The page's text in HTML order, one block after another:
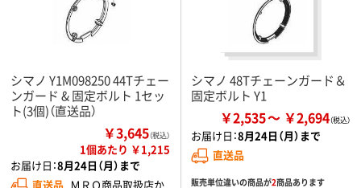
シマノ Y1M098250 44Tチェー
ンガード & 固定ボルト 1セッ
ト(3個)（直送品）
￥3,645（税込）
1個あたり ￥1,215
お届け日：8月24日（月）まで
直送品 ＭＲＯ商品取扱店か
シマノ 48Tチェーンガード＆
固定ボルト Y1
￥2,535 ￥2,694
お届け日：8月24日（月）まで
直送品
販売単位違いの商品が2商品あります